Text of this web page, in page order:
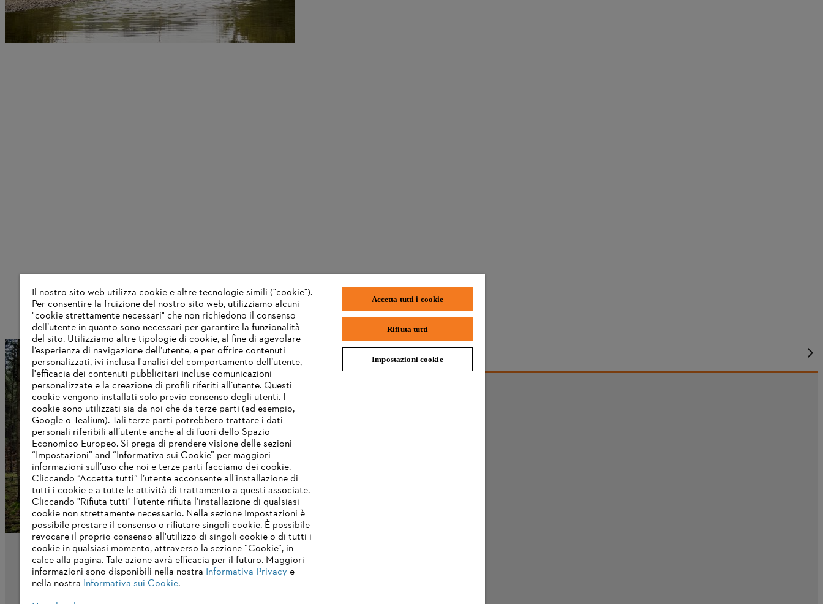
STIHL come azienda
Informazioni per i fornitori
I prodotti
Contatto
Carriera
Sistema Whistleblower
Il nostro sito web utilizza cookie e altre tecnologie simili ("cookie").
Per consentire la fruizione del nostro sito web, utilizziamo alcuni
"cookie strettamente necessari" che non richiedono il consenso
dell’utente in quanto sono necessari per garantire la funzionalità
del sito. Utilizziamo altre tipologie di cookie, al fine di agevolare
l’esperienza di navigazione dell’utente, e per offrire contenuti
personalizzati, ivi inclusa l'analisi del comportamento dell’utente,
l'efficacia dei contenuti pubblicitari incluse comunicazioni
personalizzate e la creazione di profili riferiti all’utente. Questi
cookie vengono installati solo previo consenso degli utenti. I
cookie sono utilizzati sia da noi che da terze parti (ad esempio,
Google o Tealium). Tali terze parti potrebbero trattare i dati
personali riferibili all’utente anche al di fuori dello Spazio
Economico Europeo. Si prega di prendere visione delle sezioni
“Impostazioni” and “Informativa sui Cookie” per maggiori
informazioni sull’uso che noi e terze parti facciamo dei cookie.
Cliccando “Accetta tutti” l’utente acconsente all’installazione di
tutti i cookie e a tutte le attività di trattamento a questi associate.
Cliccando "Rifiuta tutti" l’utente rifiuta l’installazione di qualsiasi
cookie non strettamente necessario. Nella sezione Impostazioni è
possibile prestare il consenso o rifiutare singoli cookie. È possibile
revocare il proprio consenso all'utilizzo di singoli cookie o di tutti i
cookie in qualsiasi momento, attraverso la sezione “Cookie”, in
calce alla pagina. Tale azione avrà efficacia per il futuro. Maggiori
informazioni sono disponibili nella nostra Informativa Privacy e
nella nostra Informativa sui Cookie.
Accetta tutti i cookie
Rifiuta tutti
Impostazioni cookie